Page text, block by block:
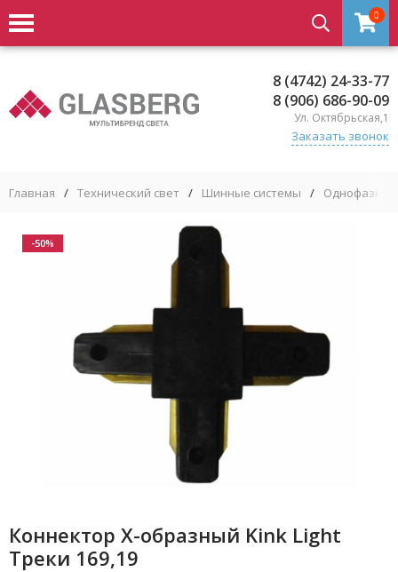
0
8 (4742) 24-33-77
8 (906) 686-90-09
Ул. Октябрьская,1
Заказать звонок
Главная / Технический свет / Шинные системы /
-50%
Коннектор Х-образный Kink Light
Треки 169,19